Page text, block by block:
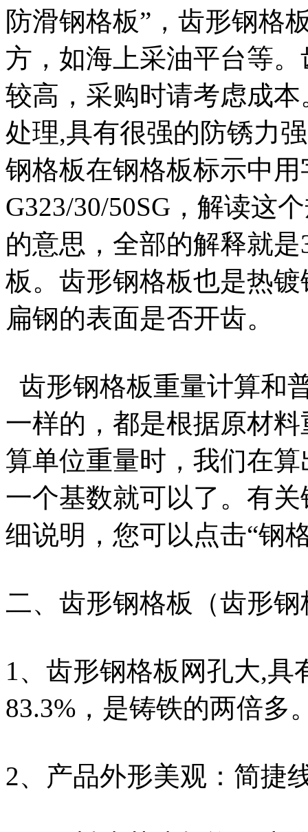
防滑钢格板”，齿形钢格
方，如海上采油平台等
较高，采购时请考虑成
处理,具有很强的防锈力
钢格板在钢格板标示中
G323/30/50SG，解读这
的意思，全部的解释就
板。齿形钢格板也是热
扁钢的表面是否开齿。
齿形钢格板重量计算和
一样的，都是根据原材
算单位重量时，我们在
一个基数就可以了。有
细说明，您可以点击“钢
二、齿形钢格板（齿形
1、齿形钢格板网孔大,
83.3%，是铸铁的两倍多
2、产品外形美观：简捷